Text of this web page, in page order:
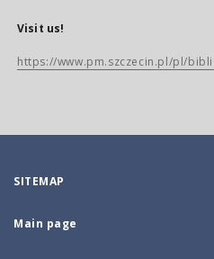
Visit us!
https://www.pm.szczecin.pl/pl/
SITEMAP
Main page